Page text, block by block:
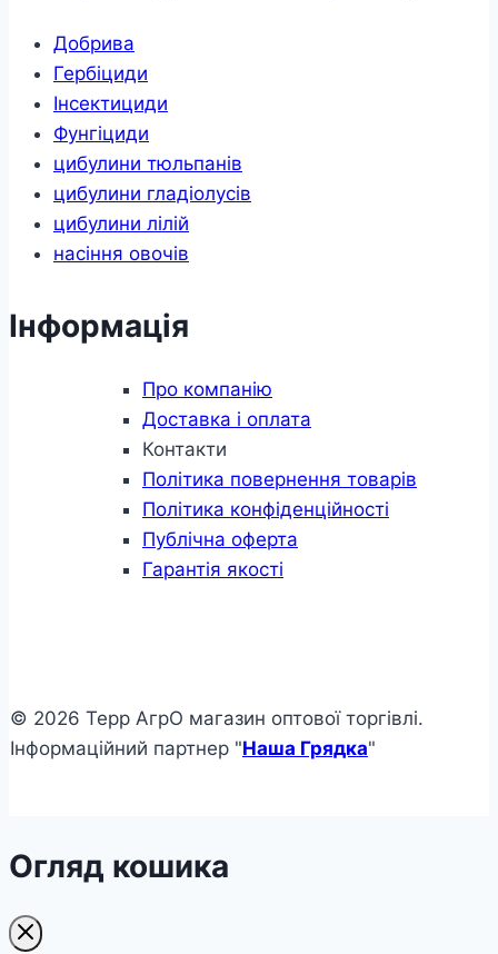
Добрива
Гербіциди
Інсектициди
Фунгіциди
цибулини тюльпанів
цибулини гладіолусів
цибулини лілій
насіння овочів
Інформація
Про компанію
Доставка і оплата
Контакти
Політика повернення товарів
Політика конфіденційності
Публічна оферта
Гарантія якості
© 2026 Терр АгрО магазин оптової торгівлі.
Інформаційний партнер "Наша Грядка"
Огляд кошика